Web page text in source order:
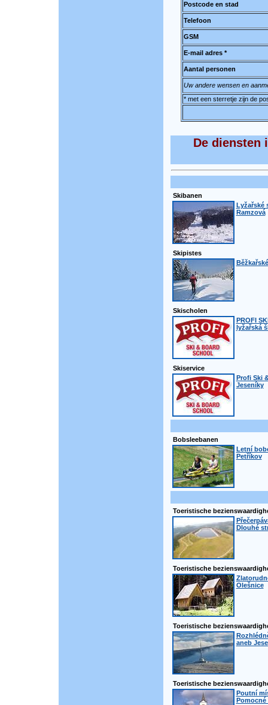
Postcode en stad
Telefoon
GSM
E-mail adres *
Aantal personen
Uw andere wensen en
* met een sterretje zijn de
De diensten
Skibanen
Lyžařské
Ramzová
Skipistes
Skischolen
PROFI
lyžařská
Skiservice
Profi Ski
Jeseníky
Bobsleebanen
Letní
Petříkov
Toeristische
Dlouhé
Toeristische
Olešnice
Toeristische
aneb
Toeristische
Poutní
Pomocné